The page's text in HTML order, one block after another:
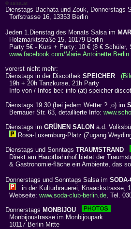
© salsa.at
Dienstags Bachata und Zouk, Donnerstags
Torfstrasse 16, 13353 Berlin
Jeden 1.Dienstag des Monats Salsa im
Holzmarktstraße 15, 10179 Berlin
Party 5€ - Kurs + Party: 10 € (8 € Schüler,
www.facebook.com/Marie.Antoinette.Berlin
vorerst nicht mehr:
Dienstags in der Discothek SPEICHER
19h + 20h Tanzkurse, 21h Party
Info von / Infos bei: info (at) speicher-
Dienstags 19.30 (bei jedem Wetter ? ;o) im
Bernauer Str. 63, detaillierte Info:
Dienstags im GRÜNEN SALON a.d.
Rosa-Luxemburg-Platz (Zugang
Dienstags und Sonntags TRAUMSTRAND
Direkt am Hauptbahnhof bietet der
& Gastronomie-fläche ein Ambiente, das
Donnerstags und Sonntags Salsa im
in der Kulturbrauerei, Knaackstrasse,
Webseite: www.soda-club-berlin.de, Tel.
Donnerstags MONBIJOU
Monbijoustrasse im Monbijoupark
10117 Berlin Mitte